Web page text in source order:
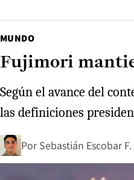
MUNDO
Fujimori
Según el avance del
las definiciones
Por Sebastián Escobar F.